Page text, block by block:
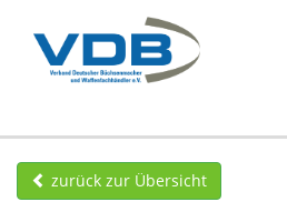
zurück zur Übersicht